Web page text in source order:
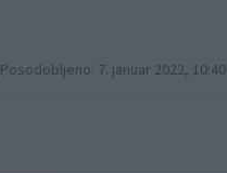
Posodobljeno: 7. januar 2022, 10:40